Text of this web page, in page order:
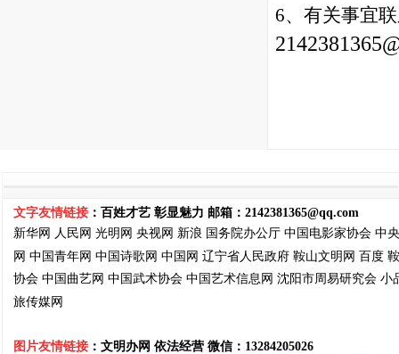
6、有关事宜
文字友情链接 ：百姓才艺 彰显魅力 邮箱： 2142381365@qq.com
新华网 人民网 光明网 央视网 新浪 国务院办公厅 中国电影家协会 中
网 中国青年网 中国诗歌网 中国网 辽宁省人民政府 鞍山文明网 百度
协会 中国曲艺网 中国武术协会 中国艺术信息网 沈阳市周易研究会 小
旅传媒网
图片友情链接 ：文明办网 依法经营 微信：13284205026